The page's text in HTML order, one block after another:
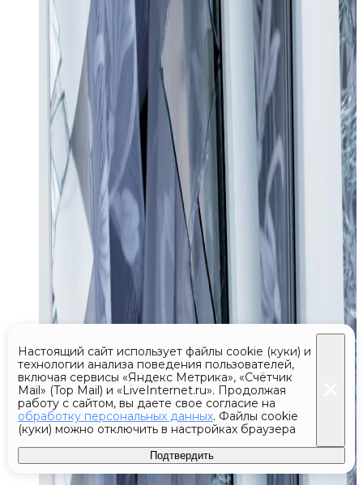
Настоящий сайт использует файлы cookie (куки) и
технологии анализа поведения пользователей,
включая сервисы «Яндекс Метрика», «Счётчик
Mail» (Top Mail) и «LiveInternet.ru». Продолжая
работу с сайтом, вы даете свое согласие на
обработку персональных данных. Файлы cookie
(куки) можно отключить в настройках браузера
Подтвердить